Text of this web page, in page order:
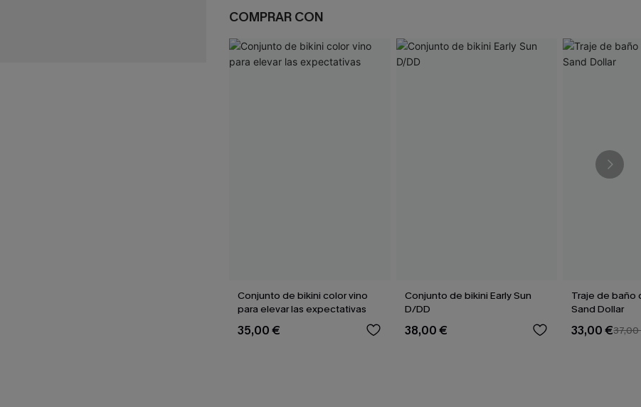
COMPRAR CON
Conjunto de bikini color vino
para elevar las expectativas
35,00 €
Conjunto de bikini Early Sun
D/DD
38,00 €
Traje de baño
Sand Dollar
33,00 €